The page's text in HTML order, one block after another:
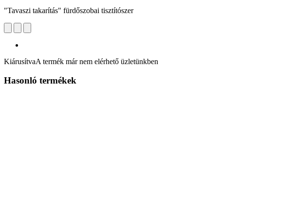
"Tavaszi takarítás" fürdőszobai tisztítószer
KiárusítvaA termék már nem elérhető üzletünkben
Hasonló termékek